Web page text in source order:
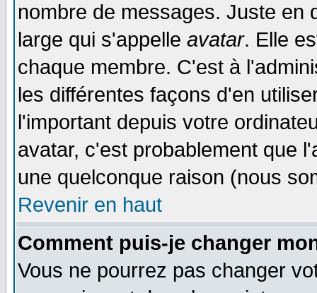
nombre de messages. Juste en
large qui s'appelle avatar. Elle
chaque membre. C'est à
les différentes façons d'en
l'important depuis votre
avatar, c'est probablement que
une quelconque raison (nous
Revenir en haut
Comment puis-je changer
Vous ne pourrez pas changer